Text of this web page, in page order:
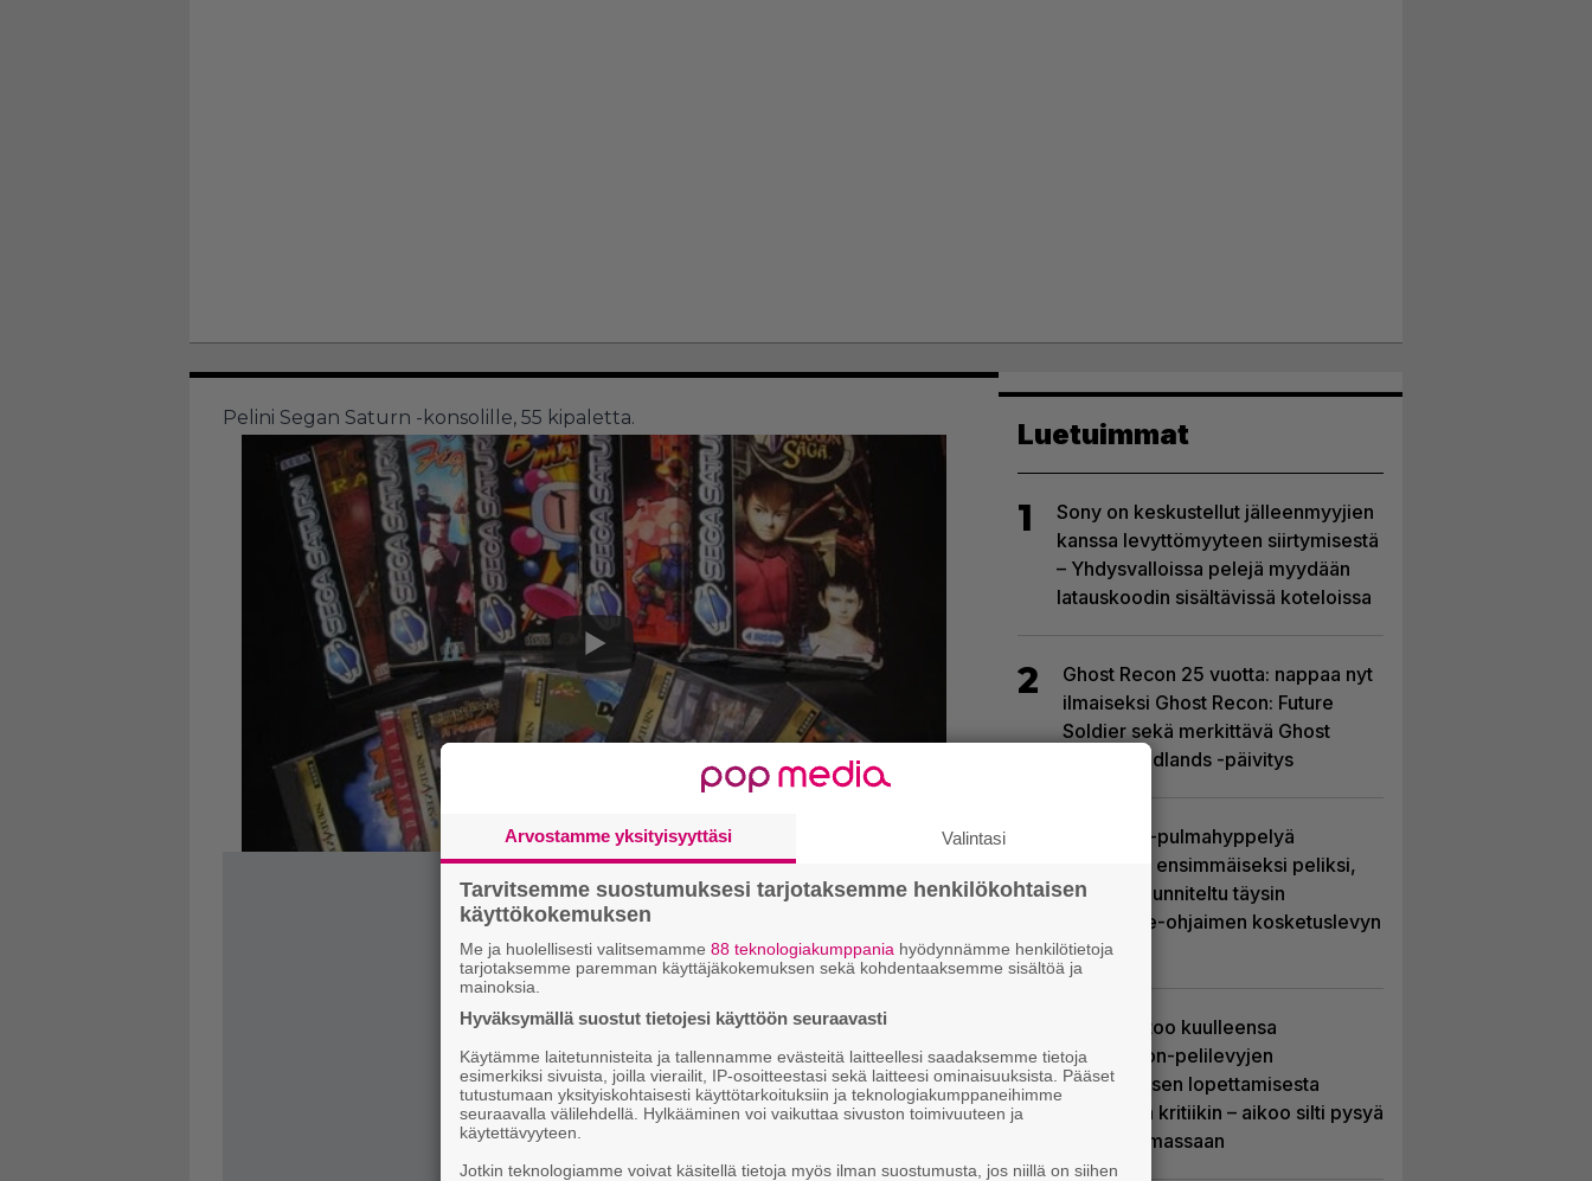
Pelini Segan Saturn -konsolille, 55 kipaletta. Luetuimmat
1
Sony on keskustellut jälleenmyyjien
kanssa levyttömyyteen siirtymisestä
– Yhdysvalloissa pelejä myydään
latauskoodin sisältävissä koteloissa
2
Ghost Recon 25 vuotta: nappaa nyt
ilmaiseksi Ghost Recon: Future
Soldier sekä merkittävä Ghost
Recon Wildlands -päivitys
Uutta PS5-pulmahyppelyä
kuvaillaan ensimmäiseksi peliksi,
joka on suunniteltu täysin
DualSense-ohjaimen kosketuslevyn
ympärille
Sony kertoo kuulleensa
PlayStation-pelilevyjen
valmistuksen lopettamisesta
nousseen kritiikin – aikoo silti pysyä
suunnitelmassaan
Arvostamme yksityisyyttäsi Valintasi
Tarvitsemme suostumuksesi tarjotaksemme henkilökohtaisen
käyttökokemuksen
Me ja huolellisesti valitsemamme 88 teknologiakumppania hyödynnämme henkilötietoja
tarjotaksemme paremman käyttäjäkokemuksen sekä kohdentaaksemme sisältöä ja
mainoksia.
Hyväksymällä suostut tietojesi käyttöön seuraavasti
Käytämme laitetunnisteita ja tallennamme evästeitä laitteellesi saadaksemme tietoja
esimerkiksi sivuista, joilla vierailit, IP-osoitteestasi sekä laitteesi ominaisuuksista. Pääset
tutustumaan yksityiskohtaisesti käyttötarkoituksiin ja teknologiakumppaneihimme
seuraavalla välilehdellä. Hylkääminen voi vaikuttaa sivuston toimivuuteen ja
käytettävyyteen.
Jotkin teknologiamme voivat käsitellä tietoja myös ilman suostumusta, jos niillä on siihen